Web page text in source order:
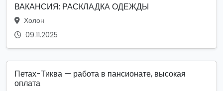
ВАКАНСИЯ: РАСКЛАДКА ОДЕЖДЫ
Холон
09.11.2025
Петах-Тиква — работа в пансионате, высокая
оплата